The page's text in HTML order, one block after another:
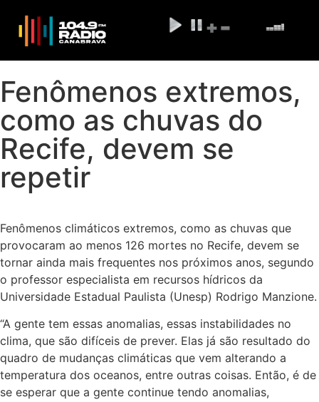
Fenômenos extremos,
como as chuvas do
Recife, devem se
repetir
Fenômenos climáticos extremos, como as chuvas que
provocaram ao menos 126 mortes no Recife, devem se
tornar ainda mais frequentes nos próximos anos, segundo
o professor especialista em recursos hídricos da
Universidade Estadual Paulista (Unesp) Rodrigo Manzione.
“A gente tem essas anomalias, essas instabilidades no
clima, que são difíceis de prever. Elas já são resultado do
quadro de mudanças climáticas que vem alterando a
temperatura dos oceanos, entre outras coisas. Então, é de
se esperar que a gente continue tendo anomalias,